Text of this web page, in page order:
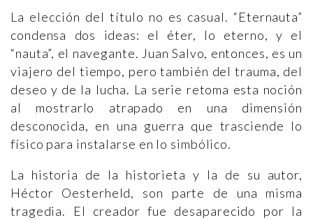
La elección del título no es casual. “Eternauta”
condensa dos ideas: el éter, lo eterno, y el
“nauta”, el navegante. Juan Salvo, entonces, es un
viajero del tiempo, pero también del trauma, del
deseo y de la lucha. La serie retoma esta noción
al mostrarlo atrapado en una dimensión
desconocida, en una guerra que trasciende lo
físico para instalarse en lo simbólico.
La historia de la historieta y la de su autor,
Héctor Oesterheld, son parte de una misma
tragedia. El creador fue desaparecido por la